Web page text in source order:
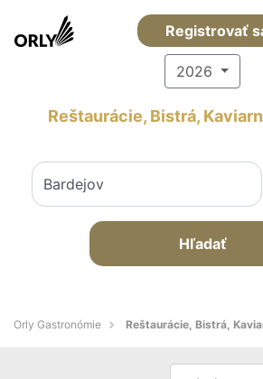
Registrovať
2026
Reštaurácie, Bistrá,
Hľadať
Orly Gastronómie Reštaurácie, Bistrá,